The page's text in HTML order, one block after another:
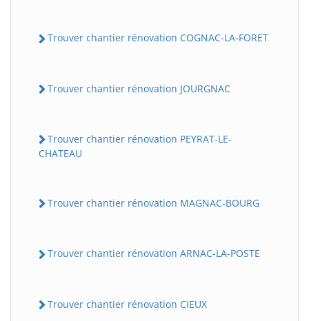
Trouver chantier rénovation COGNAC-LA-FORET
Trouver chantier rénovation JOURGNAC
Trouver chantier rénovation PEYRAT-LE-
CHATEAU
Trouver chantier rénovation MAGNAC-BOURG
Trouver chantier rénovation ARNAC-LA-POSTE
Trouver chantier rénovation CIEUX